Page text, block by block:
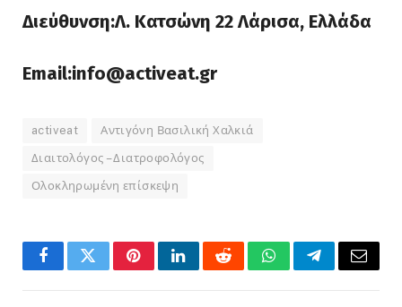
Διεύθυνση:Λ. Κατσώνη 22 Λάρισα, Ελλάδα
Email:info@activeat.gr
activeat Αντιγόνη Βασιλική Χαλκιά
Διαιτολόγος – Διατροφολόγος
Ολοκληρωμένη επίσκεψη
FacebookTwitterPinterestLinkedInRedditWhatsAppTelegramEmail